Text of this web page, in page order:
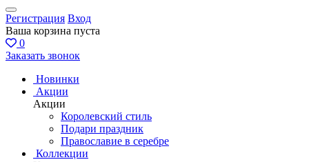
Регистрация Вход
Ваша корзина пуста
0
Заказать звонок
Новинки
Акции
Акции
Королевский стиль
Подари праздник
Православие в серебре
Коллекции